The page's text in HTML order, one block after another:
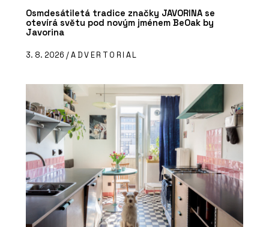
Osmdesátiletá tradice značky JAVORINA se
otevírá světu pod novým jménem BeOak by
Javorina
3. 8. 2026 /ADVERTORIAL